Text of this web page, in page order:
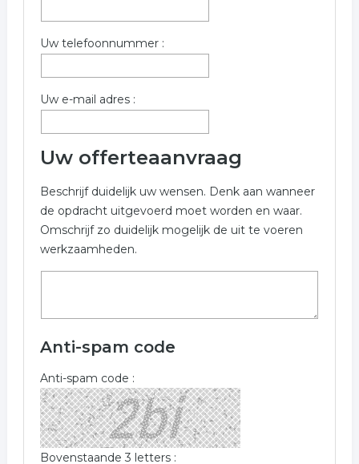
mbo hbo workshops
Uw telefoonnummer :
Uw e-mail adres :
Uw offerteaanvraag
Beschrijf duidelijk uw wensen. Denk aan wanneer
de opdracht uitgevoerd moet worden en waar.
Omschrijf zo duidelijk mogelijk de uit te voeren
werkzaamheden.
Anti-spam code
Anti-spam code :
Bovenstaande 3 letters :